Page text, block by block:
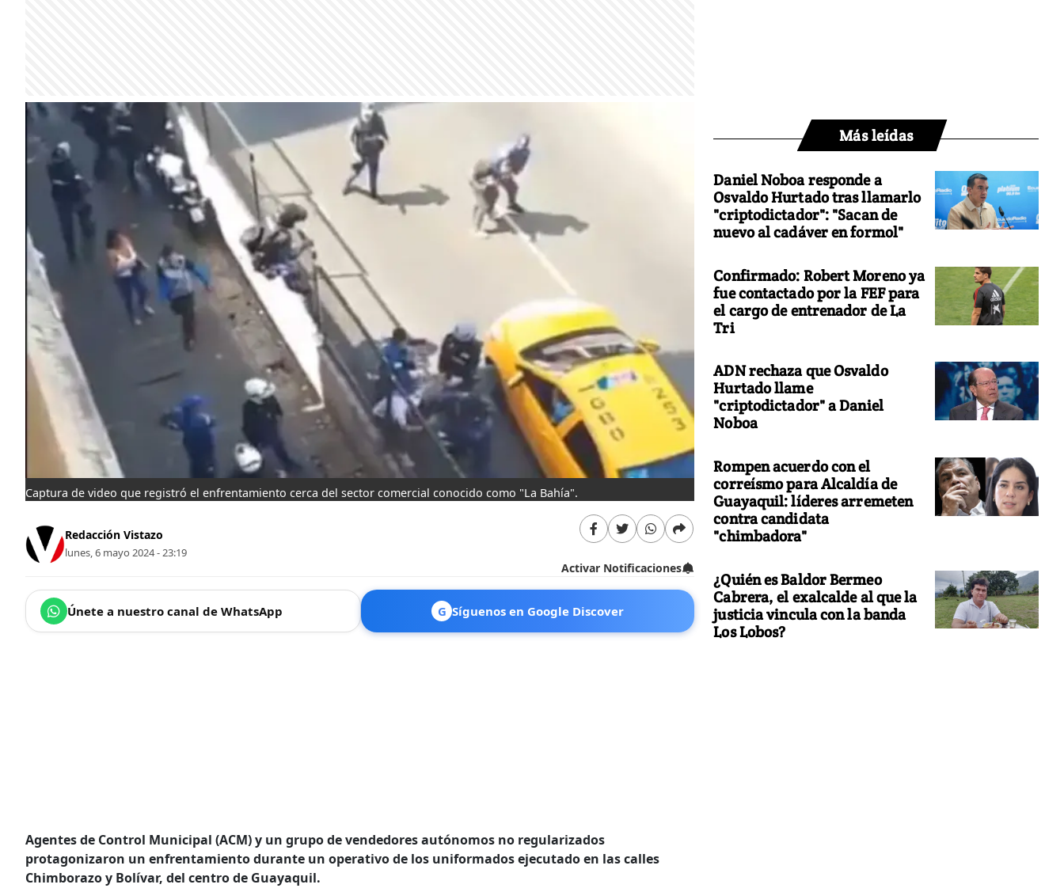
Captura de video que registró el enfrentamiento cerca del sector comercial conocido como "La Bahía".
Redacción Vistazo
lunes, 6 mayo 2024 - 23:19
Activar Notificaciones
Únete a nuestro canal de WhatsApp G Síguenos en Google Discover
Agentes de Control Municipal (ACM) y un grupo de vendedores autónomos no regularizados
protagonizaron un enfrentamiento durante un operativo de los uniformados ejecutado en las calles
Chimborazo y Bolívar, del centro de Guayaquil.
Más leídas
Daniel Noboa responde a
Osvaldo Hurtado tras llamarlo
"criptodictador": "Sacan de
nuevo al cadáver en formol"
Confirmado: Robert Moreno ya
fue contactado por la FEF para
el cargo de entrenador de La
Tri
ADN rechaza que Osvaldo
Hurtado llame
"criptodictador" a Daniel
Noboa
Rompen acuerdo con el
correísmo para Alcaldía de
Guayaquil: líderes arremeten
contra candidata
"chimbadora"
¿Quién es Baldor Bermeo
Cabrera, el exalcalde al que la
justicia vincula con la banda
Los Lobos?